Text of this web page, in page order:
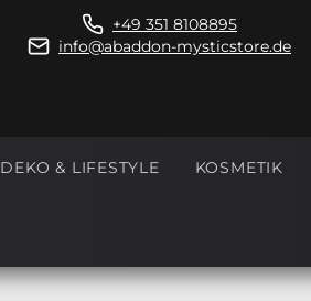
+49 351 8108895
info@abaddon-mysticstore.de
DEKO & LIFESTYLE KOSMETIK